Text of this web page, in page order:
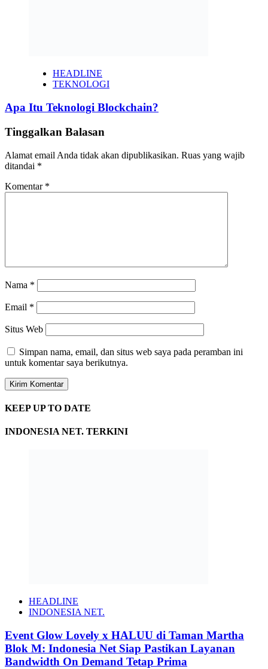
HEADLINE
TEKNOLOGI
Apa Itu Teknologi Blockchain?
Tinggalkan Balasan
Alamat email Anda tidak akan dipublikasikan. Ruas yang wajib
ditandai *
Komentar *
Nama *
Email *
Situs Web
Simpan nama, email, dan situs web saya pada peramban ini
untuk komentar saya berikutnya.
KEEP UP TO DATE
INDONESIA NET. TERKINI
HEADLINE
INDONESIA NET.
Event Glow Lovely x HALUU di Taman Martha
Blok M: Indonesia Net Siap Pastikan Layanan
Bandwidth On Demand Tetap Prima